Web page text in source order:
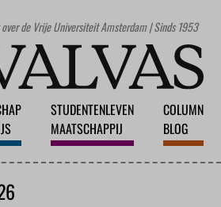
de Vrije Universiteit Amsterdam | Sinds 1953
STUDENTENLEVEN
MAATSCHAPPIJ
COLUMN
BLOG